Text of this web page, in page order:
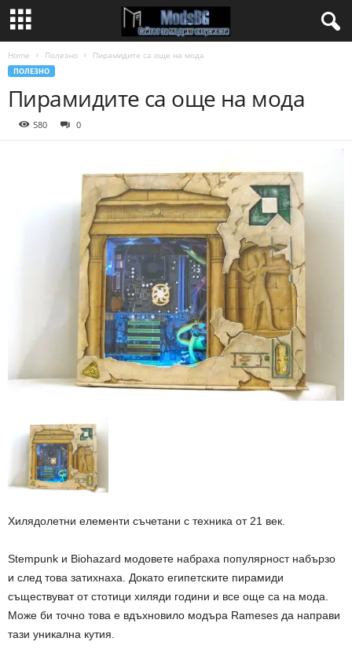
Home Полезно Пирамидите са още на мода
ПОЛЕЗНО
Пирамидите са още на мода
580 0
Хилядолетни елементи съчетани с техника от 21 век.
Stempunk и Biohazard модовете набраха популярност набързо
и след това затихнаха. Докато египетските пирамиди
съществуват от стотици хиляди години и все още са на мода.
Може би точно това е вдъхновило модъра Rameses да направи
тази уникална кутия.